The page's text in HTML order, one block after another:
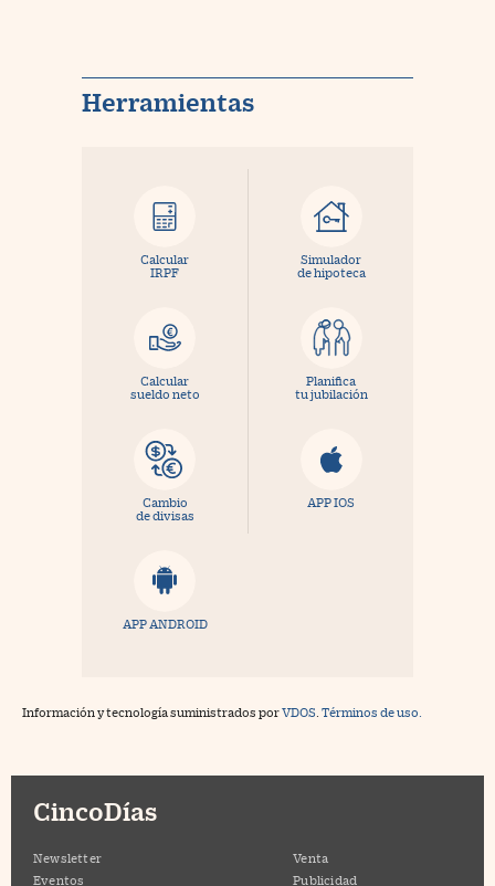
Herramientas
Calcular
IRPF
Simulador
de hipoteca
Calcular
sueldo neto
Planifica
tu jubilación
Cambio
de divisas
APP IOS
APP ANDROID
Información y tecnología suministrados porVDOS Términos de uso.
CincoDías
Newsletter
Eventos
Venta
Publicidad